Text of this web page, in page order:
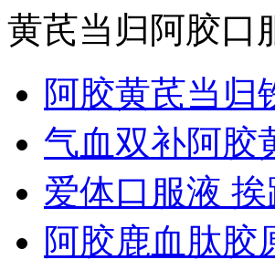
黄芪当归阿胶口
阿胶黄芪当归
气血双补阿胶
爱体口服液
阿胶鹿血肽胶